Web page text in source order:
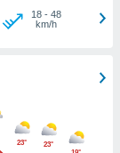
18- 48
km/h
23°
23°